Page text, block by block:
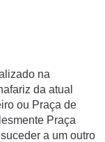
na
da atual
ou Praça de
Praça
a um outro